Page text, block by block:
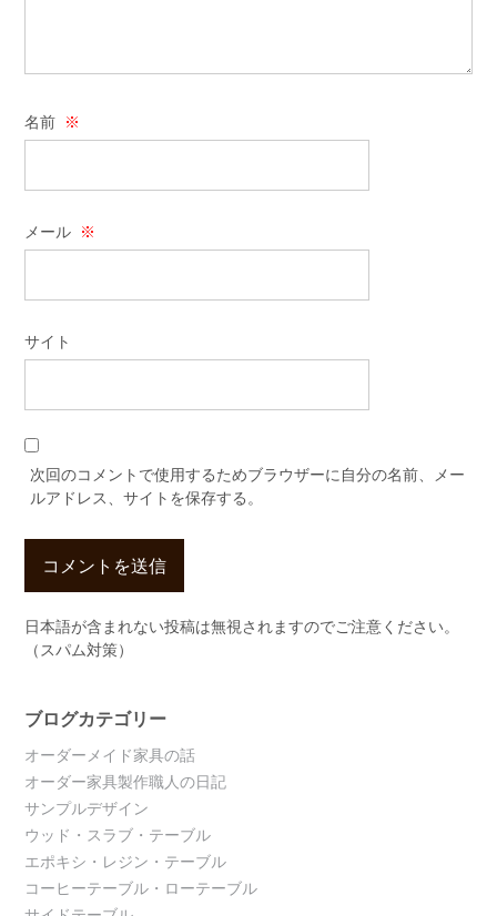
名前 ※
メール ※
サイト
次回のコメントで使用するためブラウザーに自分の名前、メー
ルアドレス、サイトを保存する。
日本語が含まれない投稿は無視されますのでご注意ください。
（スパム対策）
ブログカテゴリー
オーダーメイド家具の話
オーダー家具製作職人の日記
サンプルデザイン
ウッド・スラブ・テーブル
エポキシ・レジン・テーブル
コーヒーテーブル・ローテーブル